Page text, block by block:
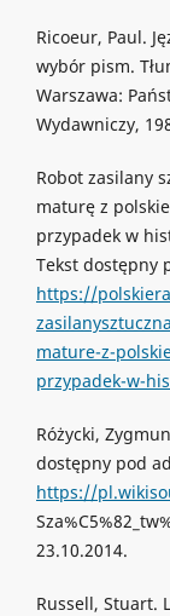
Ricoeur, Paul.
wybór pism.
Warszawa:
Wydawniczy,
Robot zasilany
maturę z
przypadek w
Tekst dostępny
https://
mature-z-
przypadek-w-
Różycki,
dostępny pod
https://
23.10.2014.
Russell, Stuart.